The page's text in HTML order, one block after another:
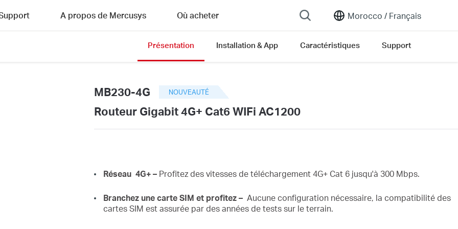
Morocco / Français
A propos de Mercusys Où acheter
Présentation Installation & App Caractéristiques Support
MB230-4G NOUVEAUTÉ
Routeur Gigabit 4G+ Cat6 WIFi AC1200
Réseau 4G+ – Profitezdes vitessesde téléchargement 4G+ Cat 6 jusqu'à 300 Mbps.
Branchez une carte SIM et profitez – Aucune configuration nécessaire, la compatibilité des
cartes SIM est assurée par des années detests sur le terrain.